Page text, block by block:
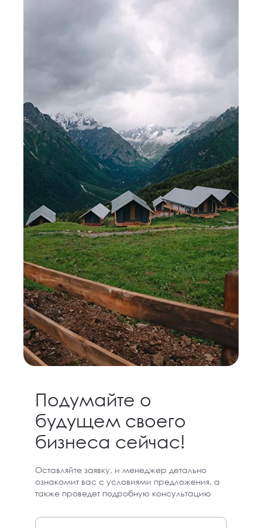
Подумайте о
будущем своего
бизнеса сейчас!
Оставляйте заявку, и менеджер детально
ознакомит вас с условиями предложения, а
также проведет подробную консультацию